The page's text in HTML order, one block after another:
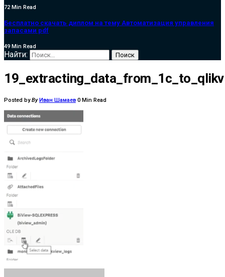
72 Min Read
Бесплатно скачать диплом на тему Автоматизация управления
запасами pdf
49 Min Read
Найти:
Posted by ByИван Шамаев 0 Min Read